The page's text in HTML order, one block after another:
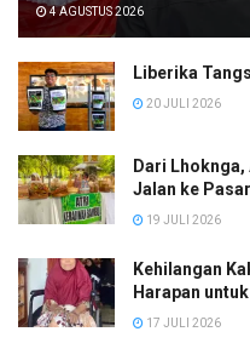
4 AGUSTUS 2026
Liberika
20 JULI 2026
Dari Lhoknga,
Jalan ke
19 JULI 2026
Kehilangan
Harapan
17 JULI 2026